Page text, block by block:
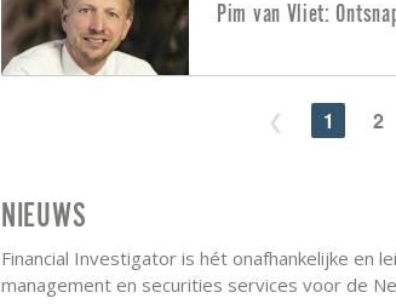
Pim van Vliet:
1 2
NIEUWS
Financial Investigator is hét onafhankelijke en
management en securities services voor de